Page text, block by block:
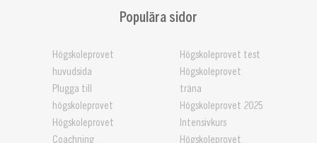
Populära sidor
Högskoleprovet
huvudsida
Plugga till
högskoleprovet
Högskoleprovet
Coachning
Högskoleprovet test
Högskoleprovet
träna
Högskoleprovet 2025
Intensivkurs
Högskoleprovet